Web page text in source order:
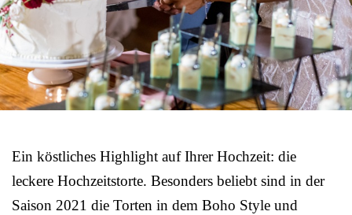
Ein köstliches Highlight auf Ihrer Hochzeit: die
leckere Hochzeitstorte. Besonders beliebt sind in der
Saison 2021 die Torten in dem Boho Style und